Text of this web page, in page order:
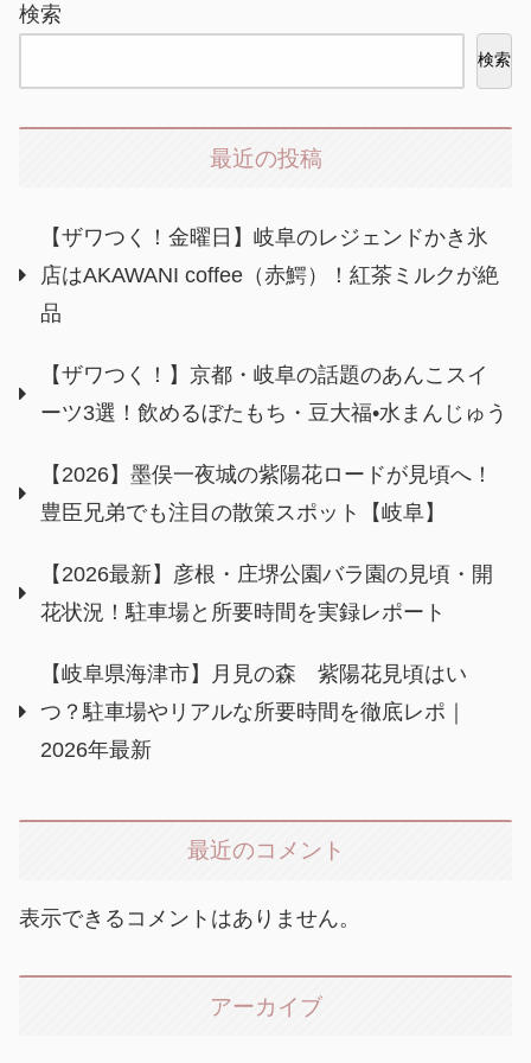
検索
検索
最近の投稿
【ザワつく！金曜日】岐阜のレジェンドかき氷
店はAKAWANI coffee（赤鰐）！紅茶ミルクが絶
品
【ザワつく！】京都・岐阜の話題のあんこスイ
ーツ3選！飲めるぼたもち・豆大福•水まんじゅう
【2026】墨俣一夜城の紫陽花ロードが見頃へ！
豊臣兄弟でも注目の散策スポット【岐阜】
【2026最新】彦根・庄堺公園バラ園の見頃・開
花状況！駐車場と所要時間を実録レポート
【岐阜県海津市】月見の森 紫陽花見頃はい
つ？駐車場やリアルな所要時間を徹底レポ｜
2026年最新
最近のコメント
表示できるコメントはありません。
アーカイブ